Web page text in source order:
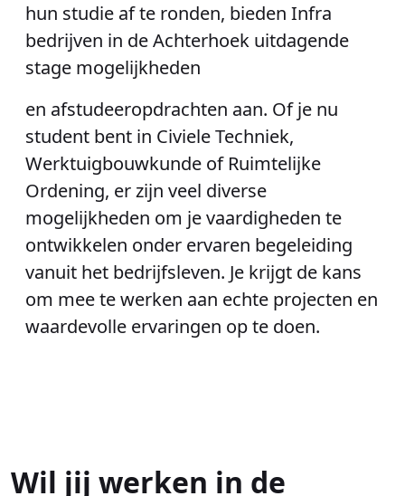
hun studie af te ronden, bieden Infra
bedrijven in de Achterhoek uitdagende
stage mogelijkheden
en afstudeeropdrachten aan. Of je nu
student bent in Civiele Techniek,
Werktuigbouwkunde of Ruimtelijke
Ordening, er zijn veel diverse
mogelijkheden om je vaardigheden te
ontwikkelen onder ervaren begeleiding
vanuit het bedrijfsleven. Je krijgt de kans
om mee te werken aan echte projecten en
waardevolle ervaringen op te doen.
Wil jij werken in de